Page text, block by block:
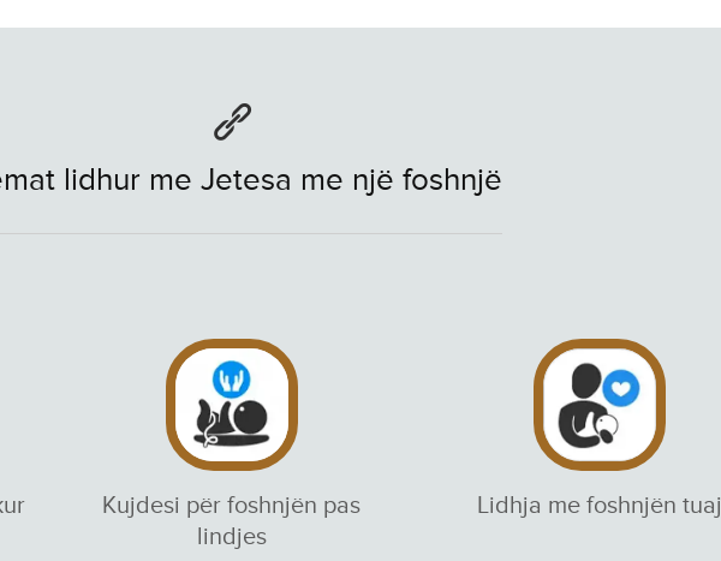
lidhur me Jetesa me një foshnjë
Kujdesi për foshnjën pas
lindjes
Lidhja me foshnjën tuaj